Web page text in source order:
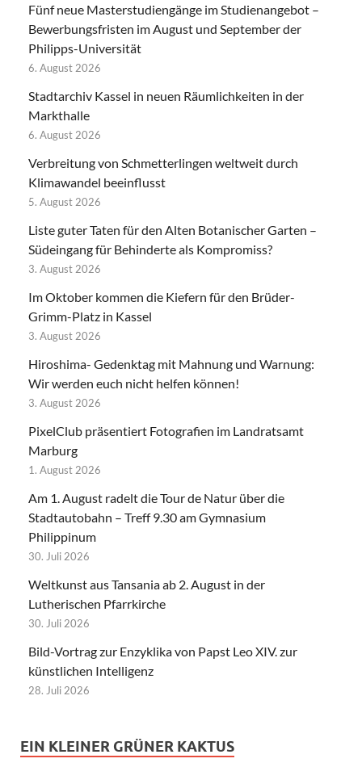
Fünf neue Masterstudiengänge im Studienangebot –
Bewerbungsfristen im August und September der
Philipps-Universität
6. August 2026
Stadtarchiv Kassel in neuen Räumlichkeiten in der
Markthalle
6. August 2026
Verbreitung von Schmetterlingen weltweit durch
Klimawandel beeinflusst
5. August 2026
Liste guter Taten für den Alten Botanischer Garten –
Südeingang für Behinderte als Kompromiss?
3. August 2026
Im Oktober kommen die Kiefern für den Brüder-
Grimm-Platz in Kassel
3. August 2026
Hiroshima- Gedenktag mit Mahnung und Warnung:
Wir werden euch nicht helfen können!
3. August 2026
PixelClub präsentiert Fotografien im Landratsamt
Marburg
1. August 2026
Am 1. August radelt die Tour de Natur über die
Stadtautobahn – Treff 9.30 am Gymnasium
Philippinum
30. Juli 2026
Weltkunst aus Tansania ab 2. August in der
Lutherischen Pfarrkirche
30. Juli 2026
Bild-Vortrag zur Enzyklika von Papst Leo XIV. zur
künstlichen Intelligenz
28. Juli 2026
EIN KLEINER GRÜNER KAKTUS